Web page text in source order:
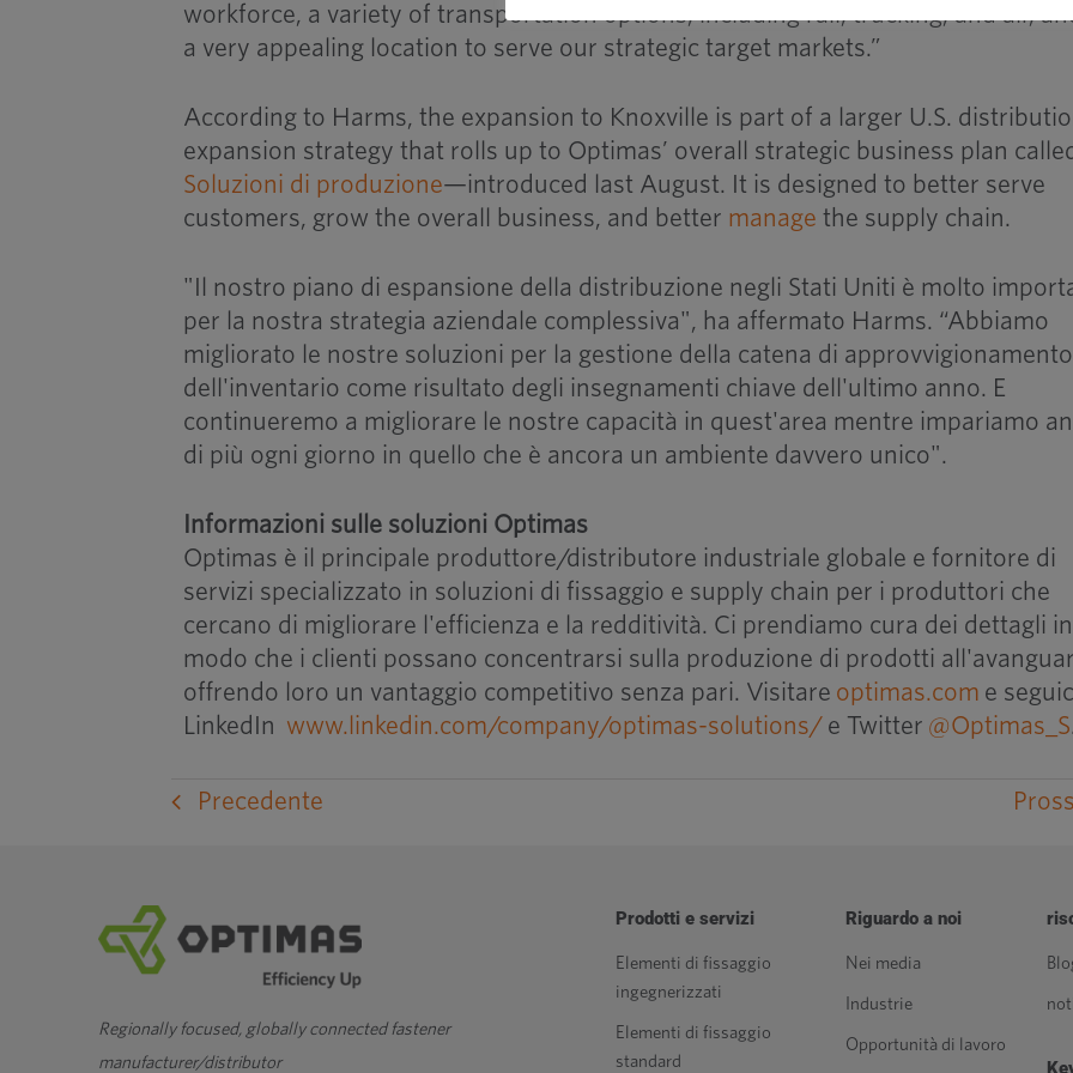
workforce, a variety of transportation options, including rail, trucking, and air,
a very appealing location to serve our strategic target markets.”
According to Harms, the expansion to Knoxville is part of a larger U.S.
expansion strategy that rolls up to Optimas’ overall strategic business plan
Soluzioni di produzione—introduced last August. It is designed to better serve
customers, grow the overall business, and better manage the supply chain.
"Il nostro piano di espansione della distribuzione negli Stati Uniti è molto
per la nostra strategia aziendale complessiva", ha affermato Harms. “Abbiamo
migliorato le nostre soluzioni per la gestione della catena di
dell'inventario come risultato degli insegnamenti chiave dell'ultimo anno. E
continueremo a migliorare le nostre capacità in quest'area mentre impariamo
di più ogni giorno in quello che è ancora un ambiente davvero unico".
Informazioni sulle soluzioni Optimas
Optimas è il principale produttore/distributore industriale globale e fornitore di
servizi specializzato in soluzioni di fissaggio e supply chain per i produttori che
cercano di migliorare l'efficienza e la redditività. Ci prendiamo cura dei dettagli in
modo che i clienti possano concentrarsi sulla produzione di prodotti
offrendo loro un vantaggio competitivo senza pari. Visitare optimas.com e
LinkedIn www.linkedin.com/company/optimas-solutions/ e Twitter @Optimas_S.
Precedente
Regionally focused, globally connected fastener
manufacturer/distributor
Prodotti e servizi
Elementi di fissaggio
ingegnerizzati
Elementi di fissaggio
standard
Riguardo a noi
Nei media
Industrie
Opportunità di lavoro